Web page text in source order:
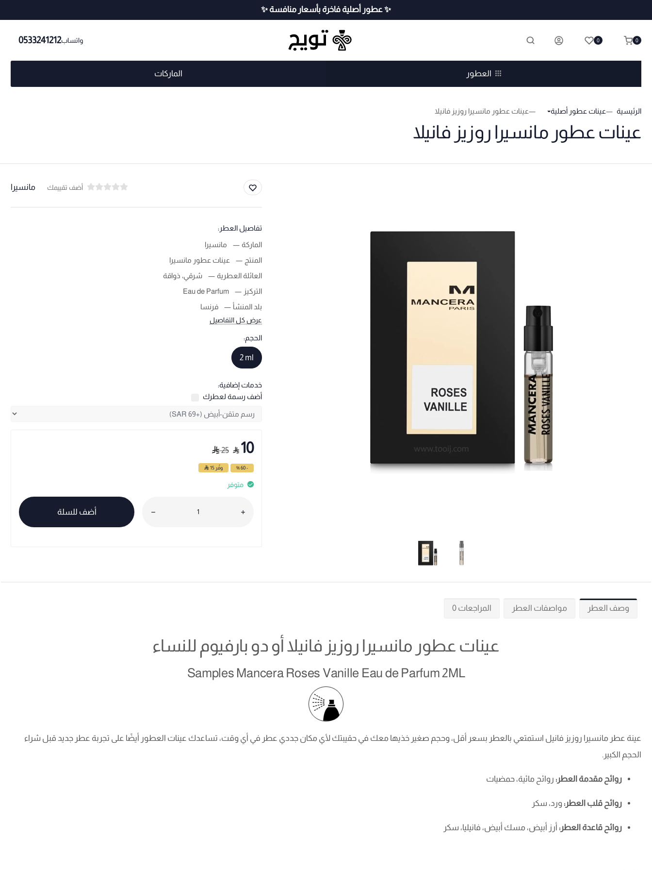
✨ عطور أصلية فاخرة بأسعار منافسة ✨
0533241212واتساب 0 0
العطور الماركات
الرئيسية عينات عطور أصلية عينات عطور مانسيرا روزيز فانيلا
عينات عطور مانسيرا روزيز فانيلا
أضف تقييمك مانسيرا
تفاصيل العطر:
الماركة
مانسيرا
المنتج
عينات عطور مانسيرا
العائلة العطرية
شرقي، ذواقة
التركيز
Eau de Parfum
بلد المنشأ
فرنسا
عرض كل التفاصيل
الحجم:
2 ml
خدمات إضافية:
أضف رسمة لعطرك
10
25
- 60 % وفّر 15
متوفر
أضف للسلة
وصف العطر مواصفات العطر المراجعات 0
عينات عطور مانسيرا روزيز فانيلا أو دو بارفيوم للنساء
Samples Mancera Roses Vanille Eau de Parfum 2ML
عينة عطر مانسيرا روزيز فانيل استمتعي بالعطر بسعر أقل، وحجم صغير خذيها معك في حقيبتك لأي مكان جددي عطر في أي وقت، تساعدك عينات العطور أيضًا على تجربة عطر جديد قبل شراء
الحجم الكبير.
روائح مقدمة العطر: روائح مائية، حمضيات
روائح قلب العطر: ورد، سكر
روائح قاعدة العطر: أرز أبيض، مسك أبيض، فانيليا، سكر